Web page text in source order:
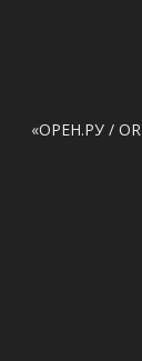
«ОРЕН.РУ /